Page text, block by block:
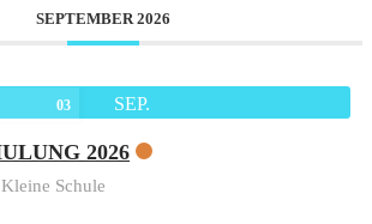
SEPTEMBER 2026
03 SEP.
2026
Schule